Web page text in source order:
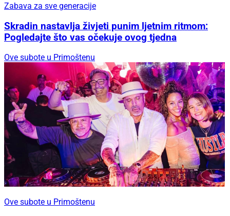
Zabava za sve generacije
Skradin nastavlja živjeti punim ljetnim ritmom:
Pogledajte što vas očekuje ovog tjedna
Ove subote u Primoštenu
Ove subote u Primoštenu